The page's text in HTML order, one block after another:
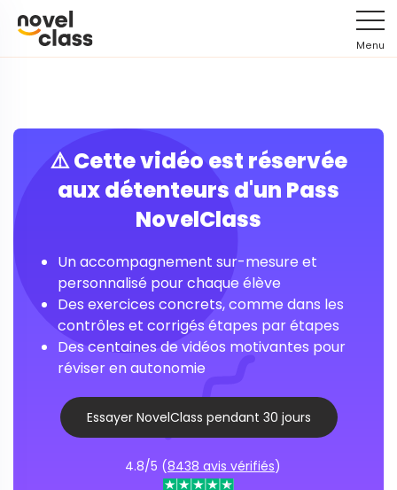
Menu
⚠️ Cette vidéo est réservée
aux détenteurs d'un Pass
NovelClass
Un accompagnement sur-mesure et
personnalisé pour chaque élève
Des exercices concrets, comme dans les
contrôles et corrigés étapes par étapes
Des centaines de vidéos motivantes pour
réviser en autonomie
Essayer NovelClass pendant 30 jours
4.8/5 (8438 avis vérifiés)